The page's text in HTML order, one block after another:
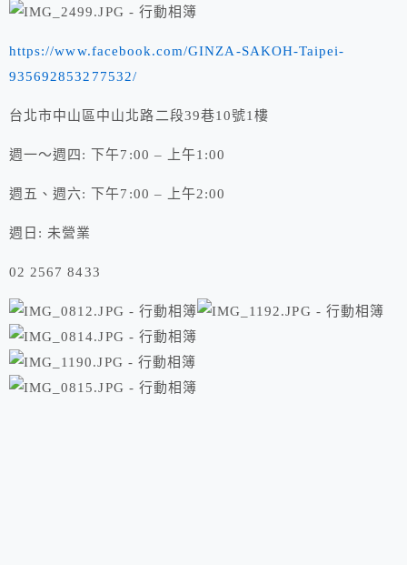
https://www.facebook.com/GINZA-SAKOH-Taipei-
935692853277532/
台北市中山區中山北路二段39巷10號1樓
週一～週四: 下午7:00 – 上午1:00
週五、週六: 下午7:00 – 上午2:00
週日: 未營業
02 2567 8433